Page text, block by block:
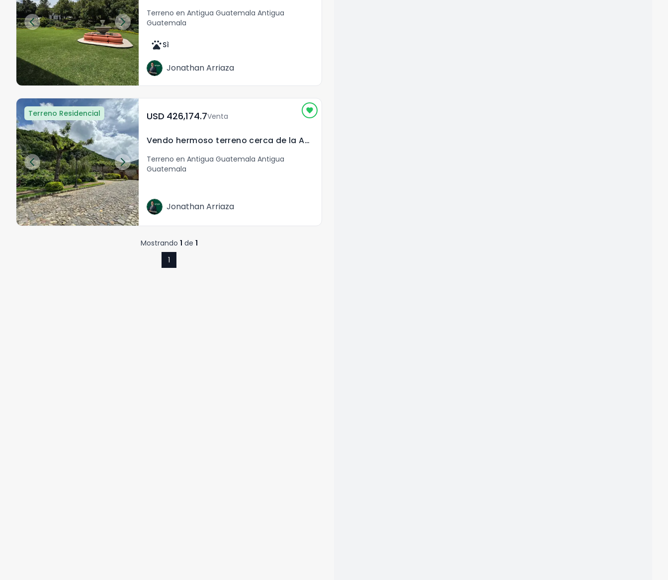
Terreno en Antigua Guatemala Antigua
Guatemala
petsSì
Jonathan Arriaza
Terreno Residencial USD	426,174.7Venta
Vendo hermoso terreno cerca de la Antigua Guatemala
Terreno en Antigua Guatemala Antigua
Guatemala
Jonathan Arriaza
Mostrando 1 de 1
1